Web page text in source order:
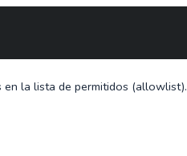
la lista de permitidos (allowlist).